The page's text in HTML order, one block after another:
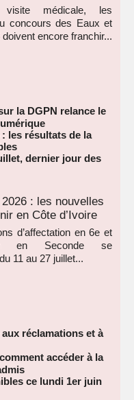
médicale, les
concours des Eaux et
encore franchir...
la DGPN relance le
les résultats de la
dernier jour des
: les nouvelles
en Côte d’Ivoire
d’affectation en 6e et
en Seconde se
11 au 27 juillet...
réclamations et à
accéder à la
ce lundi 1er juin